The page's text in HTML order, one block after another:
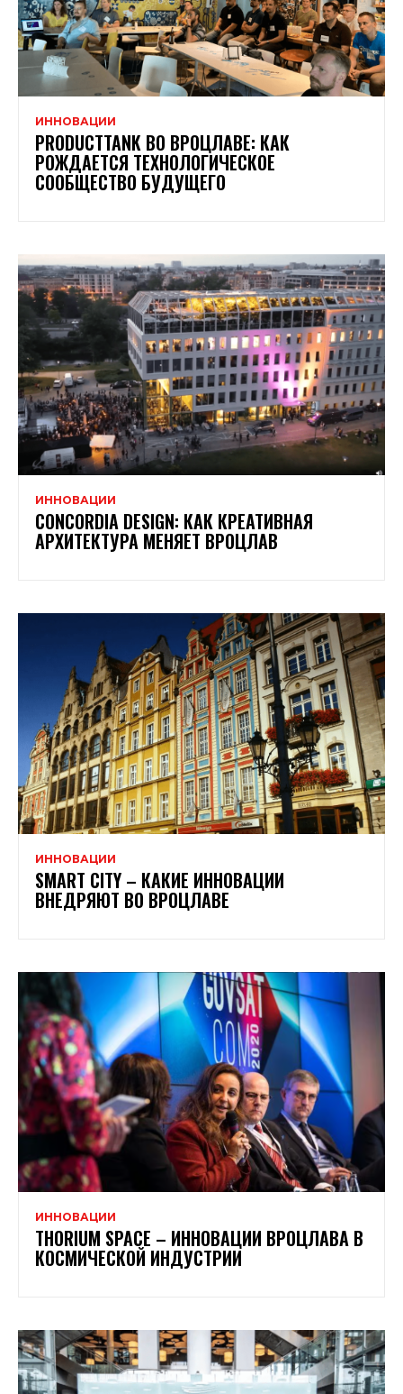
ИННОВАЦИИ
PRODUCTTANK ВО ВРОЦЛАВЕ: КАК
РОЖДАЕТСЯ ТЕХНОЛОГИЧЕСКОЕ
СООБЩЕСТВО БУДУЩЕГО
ИННОВАЦИИ
CONCORDIA DESIGN: КАК КРЕАТИВНАЯ
АРХИТЕКТУРА МЕНЯЕТ ВРОЦЛАВ
ИННОВАЦИИ
SMART CITY – КАКИЕ ИННОВАЦИИ
ВНЕДРЯЮТ ВО ВРОЦЛАВЕ
ИННОВАЦИИ
THORIUM SPACE – ИННОВАЦИИ ВРОЦЛАВА В
КОСМИЧЕСКОЙ ИНДУСТРИИ